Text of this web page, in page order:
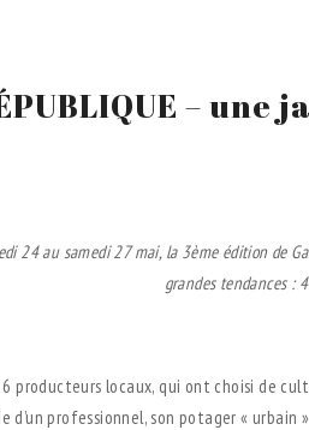
–
24 au samedi 27 mai, la 3ème édition de
grandes tendances :
producteurs locaux, qui ont choisi de
d’un professionnel, son potager «